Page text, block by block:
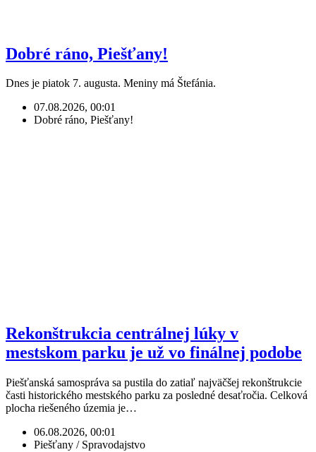
Dobré ráno, Piešťany!
Dnes je piatok 7. augusta. Meniny má Štefánia.
07.08.2026, 00:01
Dobré ráno, Piešťany!
Rekonštrukcia centrálnej lúky v
mestskom parku je už vo finálnej podobe
Piešťanská samospráva sa pustila do zatiaľ najväčšej rekonštrukcie
časti historického mestského parku za posledné desaťročia. Celková
plocha riešeného územia je…
06.08.2026, 00:01
Piešťany / Spravodajstvo